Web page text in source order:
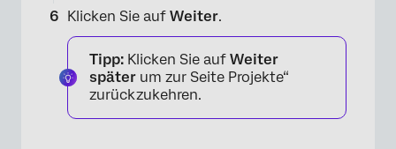
Klicken Sie auf Weiter.
Tipp: Klicken Sie auf Weiter
später um zur Seite Projekte“
zurückzukehren.